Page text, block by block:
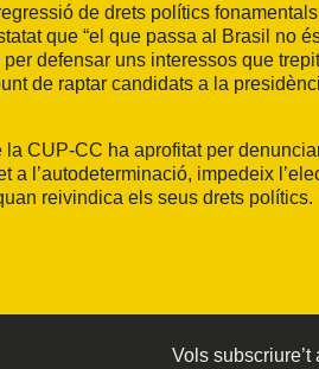
de drets polítics
que “el que passa al Brasil no
defensar uns interessos que
de raptar candidats a la
CUP-CC ha aprofitat per
a l’autodeterminació, impedeix
reivindica els seus drets polítics.
Vols